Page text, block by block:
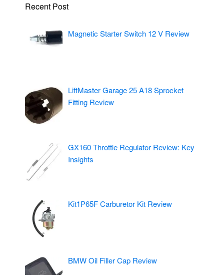
Recent Post
Magnetic Starter Switch 12 V Review
LiftMaster Garage 25 A18 Sprocket
Fitting Review
GX160 Throttle Regulator Review: Key
Insights
Kit1P65F Carburetor Kit Review
BMW Oil Filler Cap Review